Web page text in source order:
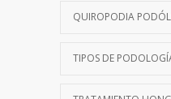
QUIROPODIA
TIPOS DE